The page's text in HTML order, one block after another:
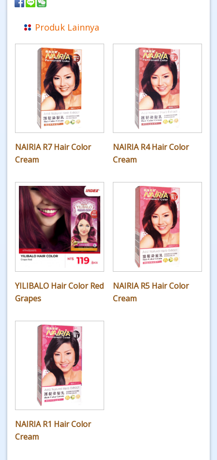
Produk Lainnya
NAIRIA R7 Hair Color
Cream
NAIRIA R4 Hair Color
Cream
YILIBALO Hair Color Red
Grapes
NAIRIA R5 Hair Color
Cream
NAIRIA R1 Hair Color
Cream